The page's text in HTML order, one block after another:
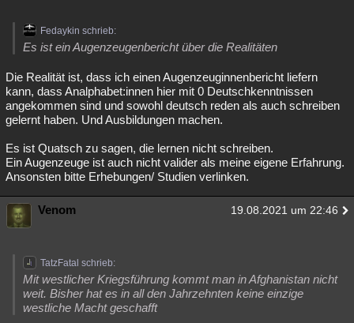
Fedaykin schrieb:
Es ist ein Augenzeugenbericht über die Realitäten
Die Realität ist, dass ich einen Augenzeuginnenbericht liefern
kann, dass Analphabet:innen hier mit 0 Deutschkenntnissen
angekommen sind und sowohl deutsch reden als auch schreiben
gelernt haben. Und Ausbildungen machen.
Es ist Quatsch zu sagen, die lernen nicht schreiben.
Ein Augenzeuge ist auch nicht valider als meine eigene Erfahrung.
Ansonsten bitte Erhebungen/ Studien verlinken.
Venom 19.08.2021 um 22:46
TatzFatal schrieb:
Mit westlicher Kriegsführung kommt man in Afghanistan nicht
weit. Bisher hat es in all den Jahrzehnten keine einzige
westliche Macht geschafft